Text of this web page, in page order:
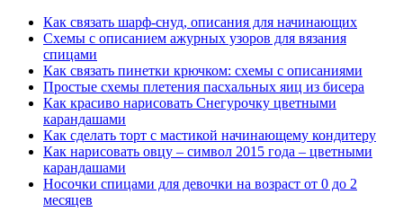
Как связать шарф-снуд, описания для начинающих
Схемы с описанием ажурных узоров для вязания
спицами
Как связать пинетки крючком: схемы с описаниями
Простые схемы плетения пасхальных яиц из бисера
Как красиво нарисовать Снегурочку цветными
карандашами
Как сделать торт с мастикой начинающему кондитеру
Как нарисовать овцу – символ 2015 года – цветными
карандашами
Носочки спицами для девочки на возраст от 0 до 2
месяцев